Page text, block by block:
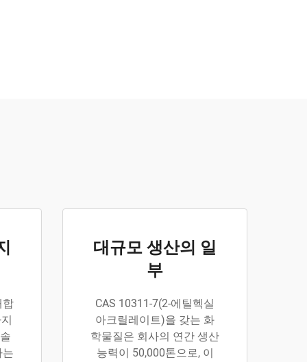
합
는
대규모 생산의 일
부
CAS 10311-7(2-에틸헥실
아크릴레이트)을 갖는 화
학물질은 회사의 연간 생산
능력이 50,000톤으로, 이